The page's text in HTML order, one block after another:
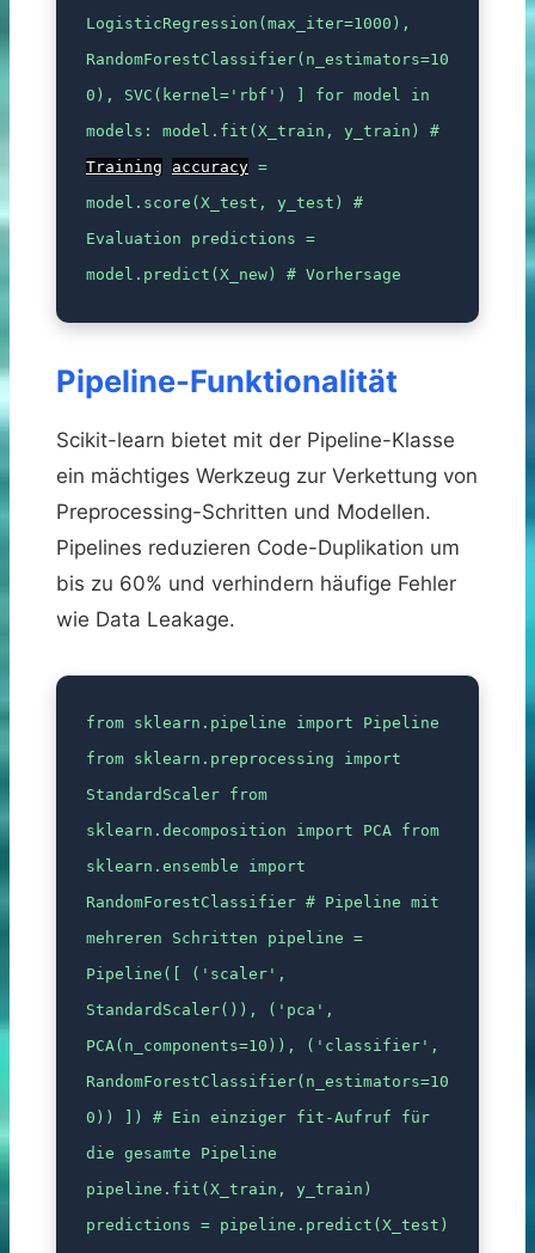
LogisticRegression(max_iter=1000),
RandomForestClassifier(n_estimators=10
0), SVC(kernel='rbf') ] for model in
models: model.fit(X_train, y_train) #
Training
accuracy =
model.score(X_test, y_test) #
Evaluation predictions =
model.predict(X_new) # Vorhersage
Pipeline-Funktionalität
Scikit-learn bietet mit der Pipeline-Klasse
ein mächtiges Werkzeug zur Verkettung von
Preprocessing-Schritten und Modellen.
Pipelines reduzieren Code-Duplikation um
bis zu 60% und verhindern häufige Fehler
wie Data Leakage.
from sklearn.pipeline import Pipeline
from sklearn.preprocessing import
StandardScaler from
sklearn.decomposition import PCA from
sklearn.ensemble import
RandomForestClassifier # Pipeline mit
mehreren Schritten pipeline =
Pipeline([ ('scaler',
StandardScaler()), ('pca',
PCA(n_components=10)), ('classifier',
RandomForestClassifier(n_estimators=10
0)) ]) # Ein einziger fit-Aufruf für
die gesamte Pipeline
pipeline.fit(X_train, y_train)
predictions = pipeline.predict(X_test)